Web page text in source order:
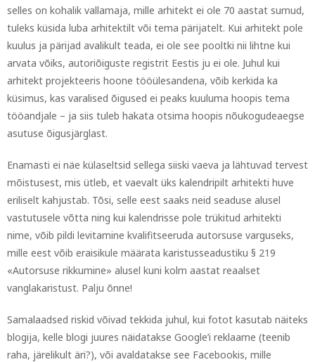
selles on kohalik vallamaja, mille arhitekt ei ole 70 aastat surnud,
tuleks küsida luba arhitektilt või tema pärijatelt. Kui arhitekt pole
kuulus ja pärijad avalikult teada, ei ole see pooltki nii lihtne kui
arvata võiks, autoriõiguste registrit Eestis ju ei ole. Juhul kui
arhitekt projekteeris hoone tööülesandena, võib kerkida ka
küsimus, kas varalised õigused ei peaks kuuluma hoopis tema
tööandjale – ja siis tuleb hakata otsima hoopis nõukogudeaegse
asutuse õigusjärglast.
Enamasti ei näe külaseltsid sellega siiski vaeva ja lähtuvad tervest
mõistusest, mis ütleb, et vaevalt üks kalendripilt arhitekti huve
eriliselt kahjustab. Tõsi, selle eest saaks neid seaduse alusel
vastutusele võtta ning kui kalendrisse pole trükitud arhitekti
nime, võib pildi levitamine kvalifitseeruda autorsuse varguseks,
mille eest võib eraisikule määrata karistusseadustiku § 219
«Autorsuse rikkumine» alusel kuni kolm aastat reaalset
vanglakaristust. Palju õnne!
Samalaadsed riskid võivad tekkida juhul, kui fotot kasutab näiteks
blogija, kelle blogi juures näidatakse Google’i reklaame (teenib
raha, järelikult äri?), või avaldatakse see Facebookis, mille